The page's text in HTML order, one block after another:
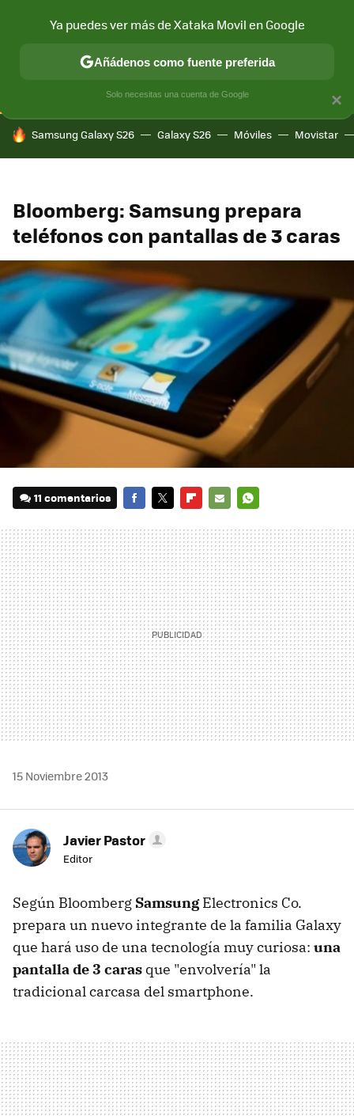
CONECTIVIDAD MÓVIL Y SOCIEDAD APLICACIONES
HOY SE HABLA DE
Samsung Galaxy S26 Galaxy S26 Móviles Movistar
Bloomberg: Samsung prepara
teléfonos con pantallas de 3 caras
11 comentarios
MAIL
15 Noviembre 2013
Javier Pastor
Editor
Según Bloomberg SamsungElectronics Co.
prepara un nuevo integrante de la familia Galaxy
que hará uso de una tecnología muy curiosa: una
pantalla de 3 caras que "envolvería" la
tradicional carcasa del smartphone.
×
Ya puedes ver más de Xataka Movil en Google
Añádenos como fuente preferida
Solo necesitas una cuenta de Google